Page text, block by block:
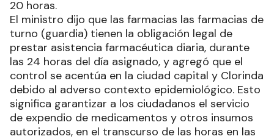
20 horas.
El ministro dijo que las farmacias las farmacias de
turno (guardia) tienen la obligación legal de
prestar asistencia farmacéutica diaria, durante
las 24 horas del día asignado, y agregó que el
control se acentúa en la ciudad capital y Clorinda
debido al adverso contexto epidemiológico. Esto
significa garantizar a los ciudadanos el servicio
de expendio de medicamentos y otros insumos
autorizados, en el transcurso de las horas en las